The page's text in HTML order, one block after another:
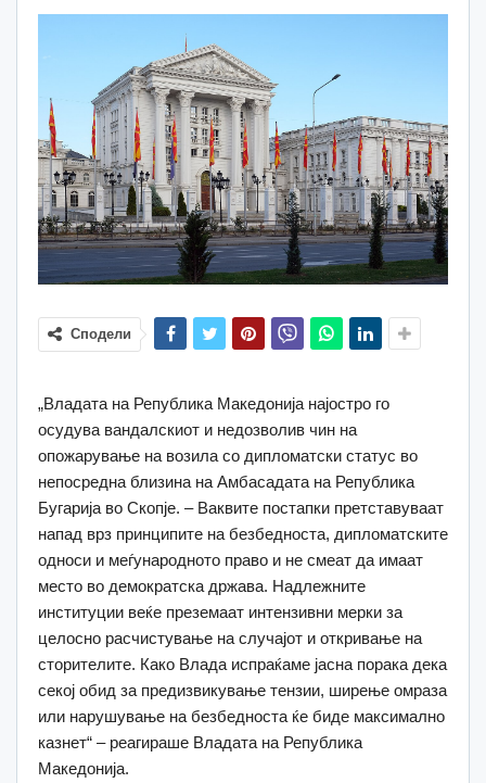
Сподели
„Владата на Република Македонија најостро го
осудува вандалскиот и недозволив чин на
опожарување на возила со дипломатски статус во
непосредна близина на Амбасадата на Република
Бугарија во Скопје. – Ваквите постапки претставуваат
напад врз принципите на безбедноста, дипломатските
односи и меѓународното право и не смеат да имаат
место во демократска држава. Надлежните
институции веќе преземаат интензивни мерки за
целосно расчистување на случајот и откривање на
сторителите. Како Влада испраќаме јасна порака дека
секој обид за предизвикување тензии, ширење омраза
или нарушување на безбедноста ќе биде максимално
казнет“ – реагираше Владата на Република
Македонија.